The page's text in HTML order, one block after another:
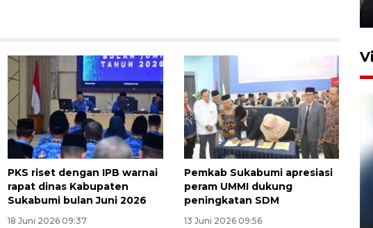
PKS riset dengan IPB warnai
rapat dinas Kabupaten
Sukabumi bulan Juni 2026
18 Juni 2026 09:37
Pemkab Sukabumi apresiasi
peram UMMI dukung
peningkatan SDM
13 Juni 2026 09:56
Pelanggan Filaha Farm setia
sampai 8 tahan?